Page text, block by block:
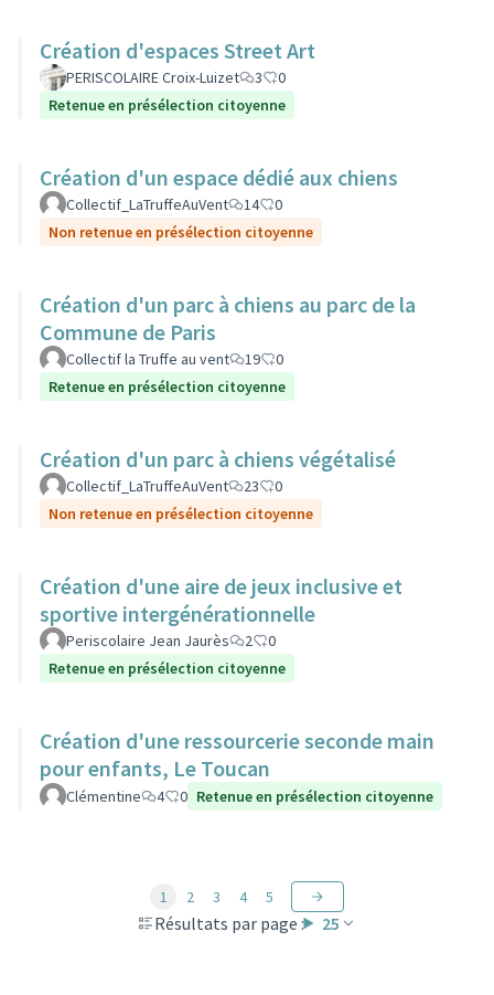
Création d'espaces Street Art
PERISCOLAIRE Croix-Luizet 3
0
Retenue en présélection citoyenne
Création d'un espace dédié aux chiens
Collectif_LaTruffeAuVent 14
0
Non retenue en présélection citoyenne
Création d'un parc à chiens au parc de la
Commune de Paris
Collectif la Truffe au vent 19
0
Retenue en présélection citoyenne
Création d'un parc à chiens végétalisé
Collectif_LaTruffeAuVent 23
0
Non retenue en présélection citoyenne
Création d'une aire de jeux inclusive et
sportive intergénérationnelle
Periscolaire Jean Jaurès 2
0
Retenue en présélection citoyenne
Création d'une ressourcerie seconde main
pour enfants, Le Toucan
Clémentine 4 0 Retenue en présélection citoyenne
Résultats par page : 25
1 2 3 4 5